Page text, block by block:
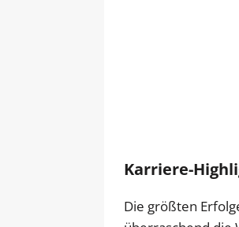
Karriere-
Die größten